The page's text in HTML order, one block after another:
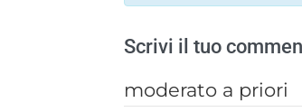
Sono vietati
È vietato
È vietato
È vietato
Scrivi il tuo
moderato a priori